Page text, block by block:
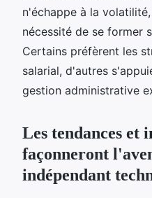
n'échappe à la
nécessité de se former
Certains préfèrent les
salarial, d'autres
gestion administrative
Les tendances et
façonneront
indépendant